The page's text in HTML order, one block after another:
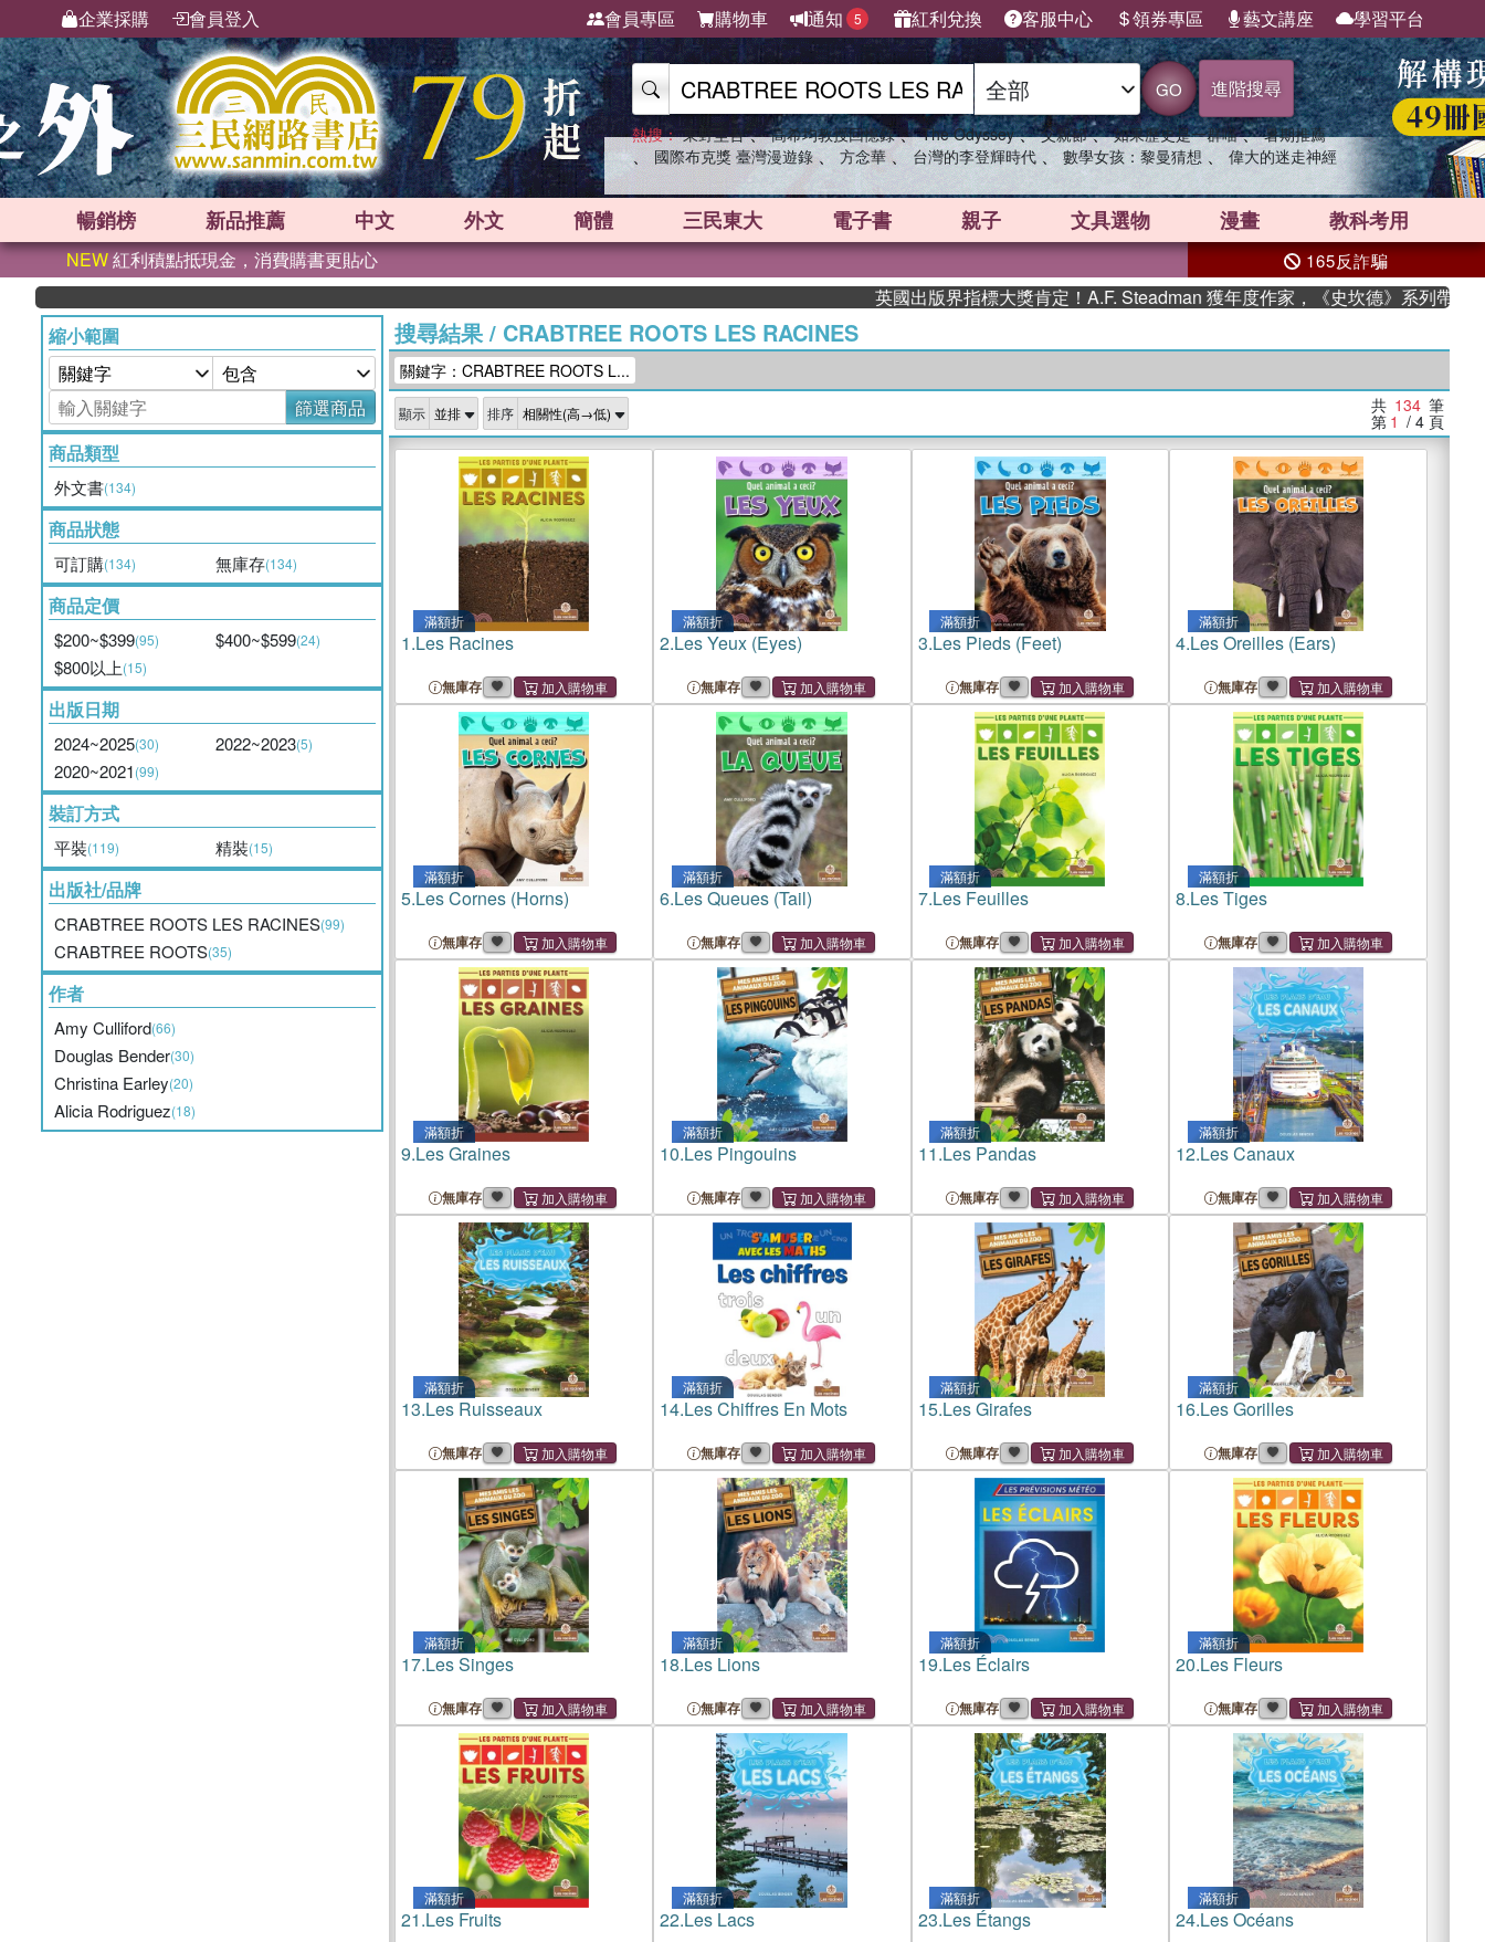
企業採購 會員登入 會員專區 購物車 通知 5 紅利兌換 客服中心 領券專區 藝文講座 學習平台
GO 進階搜尋
熱搜： 東野圭吾 、 高希均教授回憶錄 、 The Odyssey 、 父親節 、 如果歷史是一群喵 、 暑期推薦
、 國際布克獎 臺灣漫遊錄 、 方念華 、 台灣的李登輝時代 、 數學女孩：黎曼猜想 、 偉大的迷走神經
暢銷榜 新品推薦 中文 外文 簡體 三民東大 電子書 親子 文具選物 漫畫 教科考用
NEW紅利積點抵現金，消費購書更貼心 165反詐騙
英國出版界指標大獎肯定！A.F. Steadman 獲年度作家，《史坎德》系列帶你踏上熱血
縮小範圍
篩選商品
商品類型
外文書(134)
商品狀態
可訂購(134) 無庫存(134)
商品定價
$200~$399(95) $400~$599(24)
$800以上(15)
出版日期
2024~2025(30) 2022~2023(5)
2020~2021(99)
裝訂方式
平裝(119) 精裝(15)
出版社/品牌
CRABTREE ROOTS LES RACINES(99)
CRABTREE ROOTS(35)
作者
Amy Culliford(66)
Douglas Bender(30)
Christina Earley(20)
Alicia Rodriguez(18)
搜尋結果/ CRABTREE ROOTS LES RACINES
關鍵字：CRABTREE ROOTS L...
顯示 排序 共 134 筆
第 1 / 4 頁
滿額折
1.Les Racines
無庫存
滿額折
2.Les Yeux (Eyes)
無庫存
滿額折
3.Les Pieds (Feet)
無庫存
滿額折
4.Les Oreilles (Ears)
無庫存
滿額折
5.Les Cornes (Horns)
無庫存
滿額折
6.Les Queues (Tail)
無庫存
滿額折
7.Les Feuilles
無庫存
滿額折
8.Les Tiges
無庫存
滿額折
9.Les Graines
無庫存
滿額折
10.Les Pingouins
無庫存
滿額折
11.Les Pandas
無庫存
滿額折
12.Les Canaux
無庫存
滿額折
13.Les Ruisseaux
無庫存
滿額折
14.Les Chiffres En Mots
無庫存
滿額折
15.Les Girafes
無庫存
滿額折
16.Les Gorilles
無庫存
滿額折
17.Les Singes
無庫存
滿額折
18.Les Lions
無庫存
滿額折
19.Les Éclairs
無庫存
滿額折
20.Les Fleurs
無庫存
滿額折
21.Les Fruits
滿額折
22.Les Lacs
滿額折
23.Les Étangs
滿額折
24.Les Océans